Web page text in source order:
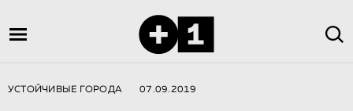
УСТОЙЧИВЫЕ ГОРОДА 07.09.2019